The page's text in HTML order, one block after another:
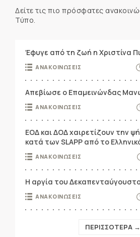
Δείτε τις πιο πρόσφατες
Τύπο.
Έφυγε από τη ζωή η Χριστίνα
ΑΝΑΚΟΙΝΩΣΕΙΣ
Απεβίωσε ο Επαμεινώνδας
ΑΝΑΚΟΙΝΩΣΕΙΣ
ΕΟΔ και ΔΟΔ χαιρετίζουν την
κατά των SLAPP από το
ΑΝΑΚΟΙΝΩΣΕΙΣ
Η αργία του
ΑΝΑΚΟΙΝΩΣΕΙΣ
ΠΕΡΙΣΣΟΤΕΡΑ →